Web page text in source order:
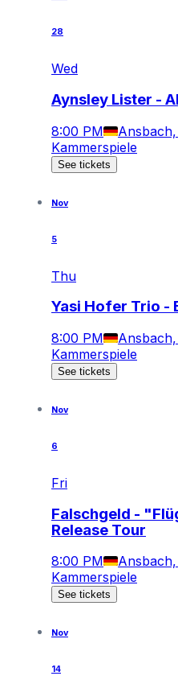
28
Wed
Aynsley Lister -
8:00 PM
Kammerspiele
See tickets
Nov
5
Thu
Yasi Hofer Trio -
8:00 PM
Kammerspiele
See tickets
Nov
6
Fri
Falschgeld -
Release Tour
8:00 PM
Kammerspiele
See tickets
Nov
14